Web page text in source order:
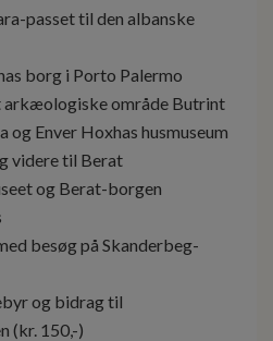
passet til den albanske
borg i Porto Palermo
arkæologiske område Butrint
og Enver Hoxhas husmuseum
videre til Berat
og Berat-borgen
besøg på Skanderbeg-
og bidrag til
(kr. 150,-)